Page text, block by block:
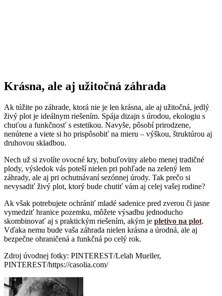
Krásna, ale aj užitočná záhrada
Ak túžite po záhrade, ktorá nie je len krásna, ale aj užitočná, jedlý
živý plot je ideálnym riešením. Spája dizajn s úrodou, ekologiu s
chuťou a funkčnosť s estetikou. Navyše, pôsobí prirodzene,
nenútene a viete si ho prispôsobiť na mieru – výškou, štruktúrou aj
druhovou skladbou.
Nech už si zvolíte ovocné kry, bobuľoviny alebo menej tradičné
plody, výsledok vás poteší nielen pri pohľade na zelený lem
záhrady, ale aj pri ochutnávaní sezónnej úrody. Tak prečo si
nevysadiť živý plot, ktorý bude chutiť vám aj celej vašej rodine?
Ak však potrebujete ochrániť mladé sadenice pred zverou či jasne
vymedziť hranice pozemku, môžete výsadbu jednoducho
skombinovať aj s praktickým riešením, akým je pletivo na plot.
Vďaka nemu bude vaša záhrada nielen krásna a úrodná, ale aj
bezpečne ohraničená a funkčná po celý rok.
Zdroj úvodnej fotky: PINTEREST/Lelah Mueller,
PINTEREST/https://casolia.com/